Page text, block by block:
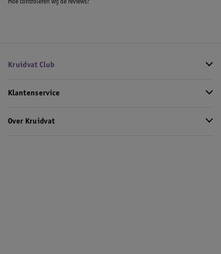
Hoe controleren wij de reviews?
Kruidvat Club
Klantenservice
Over Kruidvat